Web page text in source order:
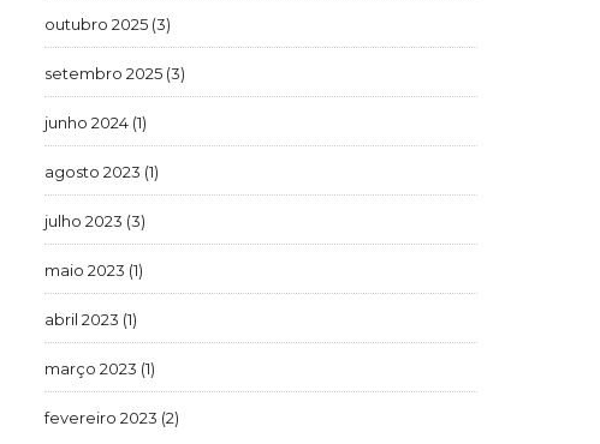
outubro 2025 (3)
setembro 2025 (3)
junho 2024 (1)
agosto 2023 (1)
julho 2023 (3)
maio 2023 (1)
abril 2023 (1)
março 2023 (1)
fevereiro 2023 (2)